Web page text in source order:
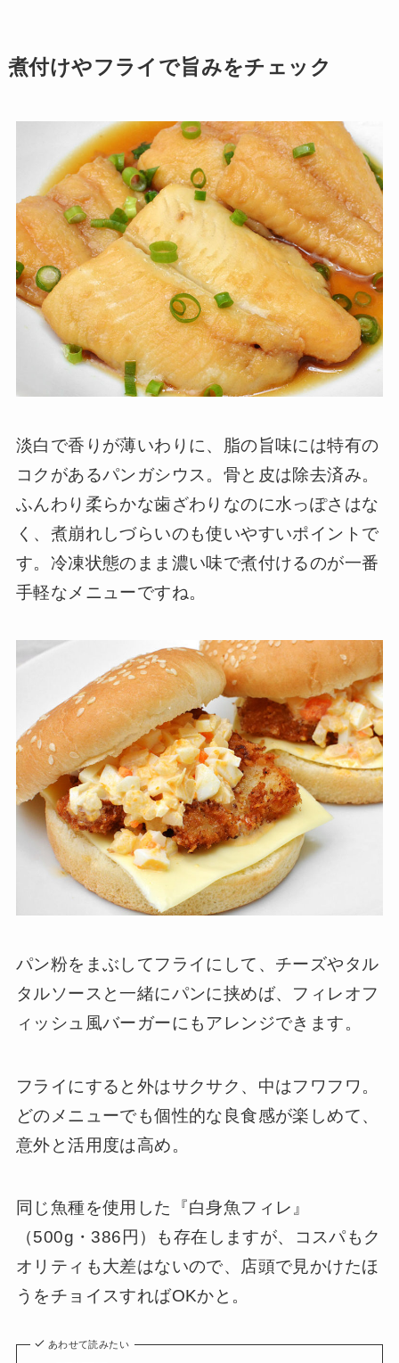
煮付けやフライで旨みをチェック
淡白で香りが薄いわりに、脂の旨味には特有の
コクがあるパンガシウス。骨と皮は除去済み。
ふんわり柔らかな歯ざわりなのに水っぽさはな
く、煮崩れしづらいのも使いやすいポイントで
す。冷凍状態のまま濃い味で煮付けるのが一番
手軽なメニューですね。
パン粉をまぶしてフライにして、チーズやタル
タルソースと一緒にパンに挟めば、フィレオフ
ィッシュ風バーガーにもアレンジできます。
フライにすると外はサクサク、中はフワフワ。
どのメニューでも個性的な良食感が楽しめて、
意外と活用度は高め。
同じ魚種を使用した『白身魚フィレ』
（500g・386円）も存在しますが、コスパもク
オリティも大差はないので、店頭で見かけたほ
うをチョイスすればOKかと。
あわせて読みたい